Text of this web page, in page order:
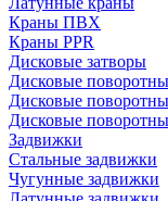
Краны ПВХ
Краны PPR
Дисковые затворы
Дисковые
Дисковые
Дисковые
Задвижки
Стальные задвижки
Чугунные задвижки